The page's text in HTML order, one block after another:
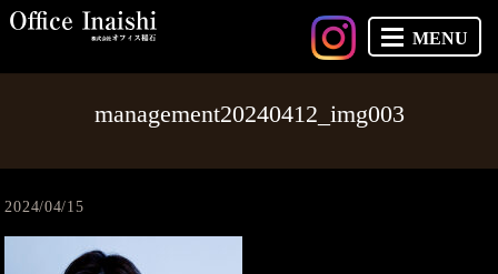
MENU
management20240412_img003
2024/04/15